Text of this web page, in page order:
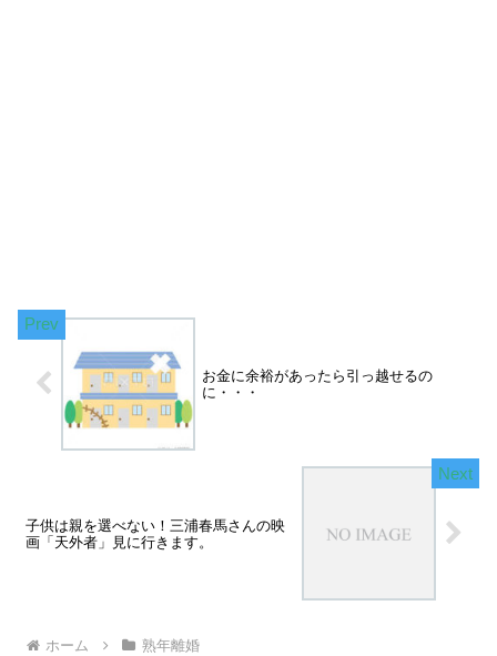
お金に余裕があったら引っ越せるの
に・・・
子供は親を選べない！三浦春馬さんの映
画「天外者」見に行きます。
ホーム 熟年離婚